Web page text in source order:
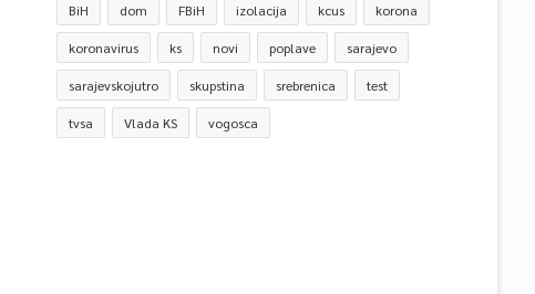
BiH dom FBiH izolacija kcus korona
koronavirus ks novi poplave sarajevo
sarajevskojutro skupstina srebrenica test
tvsa Vlada KS vogosca